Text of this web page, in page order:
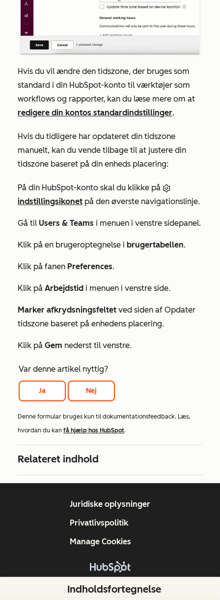
Hvis du vil ændre den tidszone, der bruges som
standard i din HubSpot-konto til værktøjer som
workflows og rapporter, kan du læse mere om at
redigere din kontos standardindstillinger.
Hvis du tidligere har opdateret din tidszone
manuelt, kan du vende tilbage til at justere din
tidszone baseret på din enheds placering:
På din HubSpot-konto skal du klikke på
indstillingsikonet på den øverste navigationslinje.
Gå til Users & Teams i menuen i venstre sidepanel.
Klik på en brugeroptegnelse i brugertabellen.
Klik på fanen Preferences.
Klik på Arbejdstid i menuen i venstre side.
Marker afkrydsningsfeltet ved siden af Opdater
tidszone baseret på enhedens placering.
Klik på Gem nederst til venstre.
Var denne artikel nyttig?
Ja Nej
Denne formular bruges kun til dokumentationsfeedback. Læs,
hvordan du kan få hjælp hos HubSpot.
Relateret indhold
Indholdsfortegnelse
Copyright © 2026 HubSpot, Inc.
Juridiske oplysninger
Privatlivspolitik
Manage Cookies